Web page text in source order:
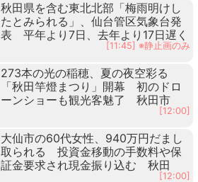
秋田県を含む東北北部「梅雨明けし
たとみられる」、仙台管区気象台発
表 平年より7日、去年より17日遅く
[11:45] ※静止画のみ
273本の光の稲穂、夏の夜空彩る
「秋田竿燈まつり」開幕 初のドロ
ーンショーも観光客魅了 秋田市
[12:00]
大仙市の60代女性、940万円だまし
取られる 投資金移動の手数料や保
証金要求され現金振り込む 秋田
[12:00]